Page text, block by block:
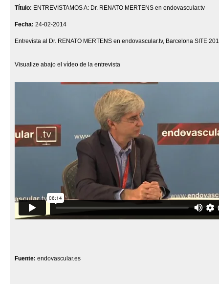
Título: ENTREVISTAMOS A: Dr. RENATO MERTENS en endovascular.tv
Fecha: 24-02-2014
Entrevista al Dr. RENATO MERTENS en endovascular.tv, Barcelona SITE
Visualize abajo el vídeo de la entrevista
Fuente: endovascular.es